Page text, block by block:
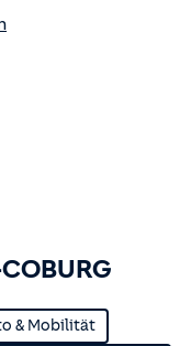
& Mobilität